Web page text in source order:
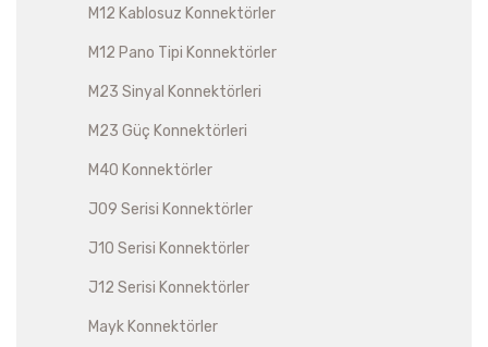
M12 Kablosuz Konnektörler
M12 Pano Tipi Konnektörler
M23 Sinyal Konnektörleri
M23 Güç Konnektörleri
M40 Konnektörler
J09 Serisi Konnektörler
J10 Serisi Konnektörler
J12 Serisi Konnektörler
Mayk Konnektörler